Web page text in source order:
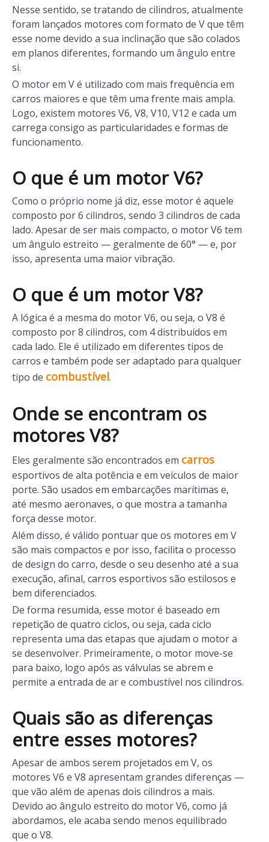
Nesse sentido, se tratando de cilindros, atualmente
foram lançados motores com formato de V que têm
esse nome devido a sua inclinação que são colados
em planos diferentes, formando um ângulo entre
si.
O motor em V é utilizado com mais frequência em
carros maiores e que têm uma frente mais ampla.
Logo, existem motores V6, V8, V10, V12 e cada um
carrega consigo as particularidades e formas de
funcionamento.
O que é um motor V6?
Como o próprio nome já diz, esse motor é aquele
composto por 6 cilindros, sendo 3 cilindros de cada
lado. Apesar de ser mais compacto, o motor V6 tem
um ângulo estreito — geralmente de 60° — e, por
isso, apresenta uma maior vibração.
O que é um motor V8?
A lógica é a mesma do motor V6, ou seja, o V8 é
composto por 8 cilindros, com 4 distribuídos em
cada lado. Ele é utilizado em diferentes tipos de
carros e também pode ser adaptado para qualquer
tipo de combustível.
Onde se encontram os
motores V8?
Eles geralmente são encontrados em carros
esportivos de alta potência e em veículos de maior
porte. São usados em embarcações marítimas e,
até mesmo aeronaves, o que mostra a tamanha
força desse motor.
Além disso, é válido pontuar que os motores em V
são mais compactos e por isso, facilita o processo
de design do carro, desde o seu desenho até a sua
execução, afinal, carros esportivos são estilosos e
bem diferenciados.
De forma resumida, esse motor é baseado em
repetição de quatro ciclos, ou seja, cada ciclo
representa uma das etapas que ajudam o motor a
se desenvolver. Primeiramente, o motor move-se
para baixo, logo após as válvulas se abrem e
permite a entrada de ar e combustível nos cilindros.
Quais são as diferenças
entre esses motores?
Apesar de ambos serem projetados em V, os
motores V6 e V8 apresentam grandes diferenças —
que vão além de apenas dois cilindros a mais.
Devido ao ângulo estreito do motor V6, como já
abordamos, ele acaba sendo menos equilibrado
que o V8.